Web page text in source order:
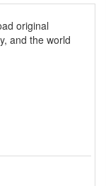
original
and the world